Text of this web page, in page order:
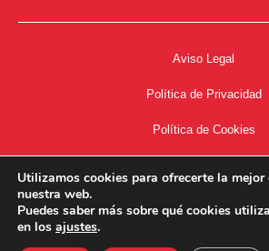
Aviso Legal
Política de Privacidad
Política de Cookies
Utilizamos cookies para ofrecerte la mejor
nuestra web.
Puedes saber más sobre qué cookies
en los ajustes.